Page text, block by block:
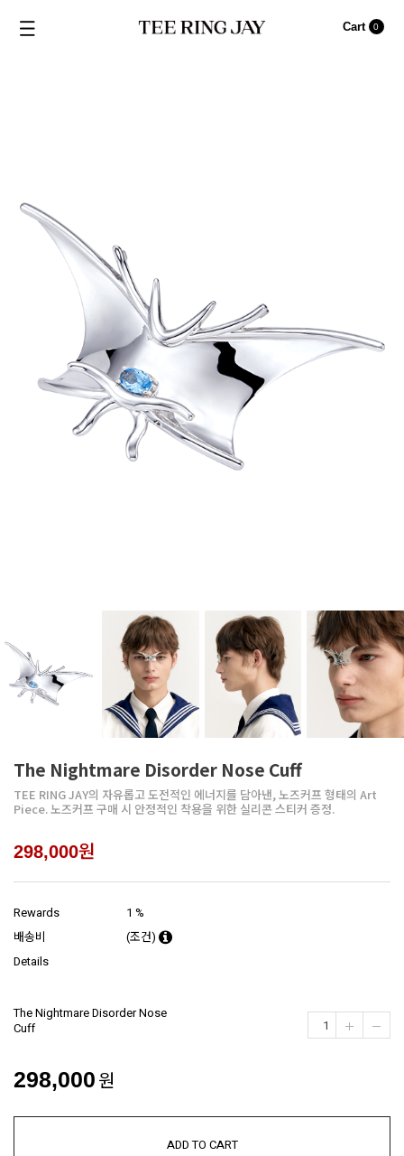
Cart 0
The Nightmare Disorder Nose Cuff
TEE RING JAY의 자유롭고 도전적인 에너지를 담아낸, 노즈커프 형태의 Art
Piece. 노즈커프 구매 시 안정적인 착용을 위한 실리콘 스티커 증정.
298,000원
Rewards
1 %
배송비
(조건)
Details
The Nightmare Disorder Nose
Cuff
298,000원
ADD TO CART